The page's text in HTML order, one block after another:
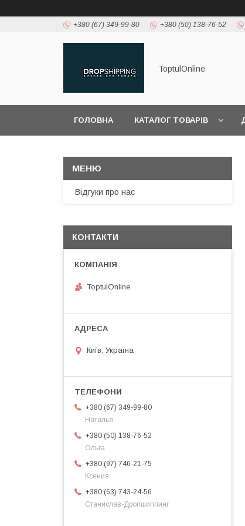
+380 (67) 349-99-80 +380 (50) 138-76-52
ToptulOnline
ГОЛОВНА КАТАЛОГ ТОВАРІВ
Відгуки про нас
КОНТАКТИ
ToptulOnline
Київ, Україна
+380 (67) 349-99-80
Наталья
+380 (50) 138-76-52
Ольга
+380 (97) 746-21-75
Ксения
+380 (63) 743-24-56
Станислав-Дропшиппинг